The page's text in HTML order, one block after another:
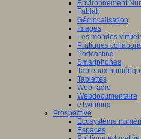
Environnement
Fablab
Géolocalisation
Images
Les mondes
Pratiques
Podcasting
Smartphones
Tableaux
Tablettes
Web radio
Webdocumentaire
eTwinning
Prospective
Ecosystème
Espaces